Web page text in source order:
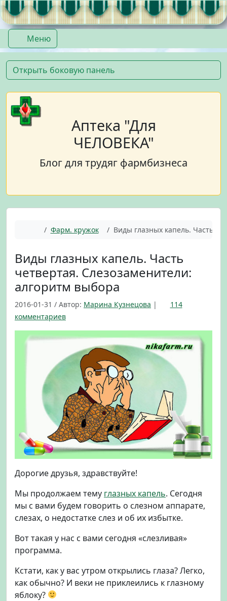
Перейти к содержимому
Перейти к футеру
Меню
Аптека "Для
ЧЕЛОВЕКА"
Блог для трудяг фармбизнеса
ГлавнаяФарм. кружок Виды глазных капель. Часть
Виды глазных капель. Часть
четвертая. Слезозаменители:
алгоритм выбора
2016-01-31 / Автор: Марина Кузнецова |
114
комментариевк
а
и
и
д
ы
г
л
а
н
х
к
а
е
.
Ч
Дорогие друзья, здравствуйте!
Мы продолжаем тему глазных капель. Сегодня
мы с вами будем говорить о слезном аппарате,
слезах, о недостатке слез и об их избытке.
Вот такая у нас с вами сегодня «слезливая»
программа.
Кстати, как у вас утром открылись глаза? Легко,
как обычно? И веки не приклеились к глазному
яблоку?
Открыть боковую панель